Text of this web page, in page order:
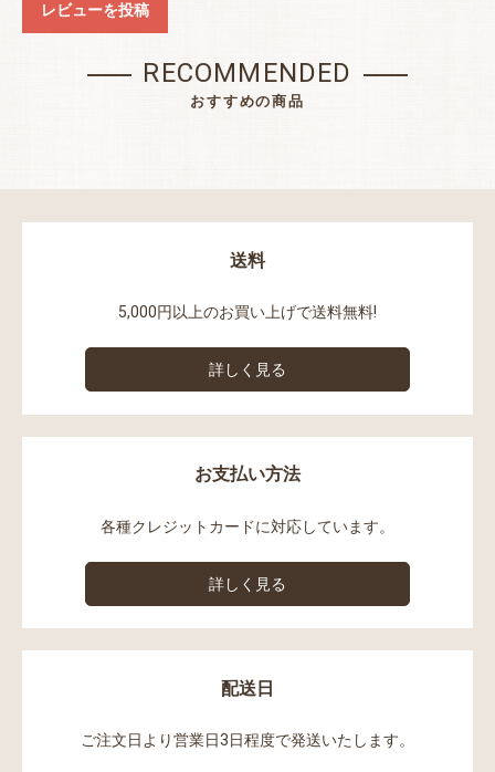
レビューを投稿
RECOMMENDED
おすすめの商品
送料
5,000円以上のお買い上げで送料無料!
詳しく見る
お支払い方法
各種クレジットカードに対応しています。
詳しく見る
配送日
ご注文日より営業日3日程度で発送いたします。